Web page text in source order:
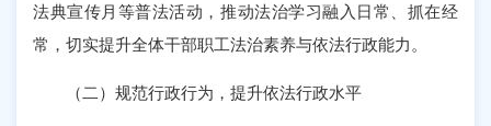
法典宣传月等普法活动，推动法治学习融入日常、抓在经
常，切实提升全体干部职工法治素养与依法行政能力。
（二）规范行政行为，提升依法行政水平